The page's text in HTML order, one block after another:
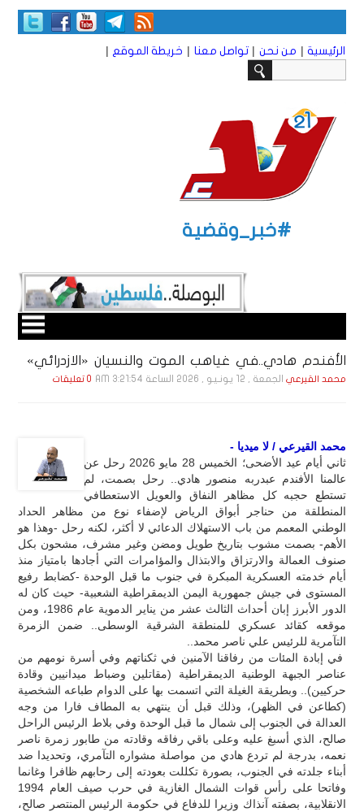
الرئيسية | من نحن | تواصل معنا | خريطة الموقع |
#خبر_وقضية
الأفندم هادي..في غياهب الموت والنسيان «الازدرائي»
محمد القيرعي الجمعة , 12 يـونـيـو , 2026 الساعة 3:21:54 AM 0 تعليقات
محمد القيرعي / لا ميديا -
ثاني أيام عيد الأضحى؛ الخميس 28 مايو 2026 رحل عن
عالمنا الأفندم عبدربه منصور هادي.. رحل بصمت، لم
تستطع حجبه كل مظاهر النفاق والعويل الاستعطافي
المنطلقة من حناجر أبواق الرياض لإضفاء نوع من مظاهر الحداد
الوطني المعمم من باب الاستهلاك الدعائي لا أكثر، لكنه رحل -وهذا هو
الأهم- بصمت مشوب بتاريخ طويل ومضن وغير مشرف، مشحون بكل
صنوف العمالة والارتزاق والابتذال والمؤامرات التي أجادها بامتياز منذ
أيام خدمته العسكرية المبكرة في جنوب ما قبل الوحدة -كضابط رفيع
المستوى في جيش جمهورية اليمن الديمقراطية الشعبية- حيث كان له
الدور الأبرز إبان أحداث الثالث عشر من يناير الدموية عام 1986، ومن
موقعه كقائد عسكري للمنطقة الشرقية الوسطى.. ضمن الزمرة
التآمرية للرئيس علي ناصر محمد..
في إبادة المئات من رفاقنا الآمنين في ثكناتهم وفي أسرة نومهم من
عناصر الجبهة الوطنية الديمقراطية (مقاتلين وضباط ميدانيين وقادة
حركيين).. وبطريقة الغيلة التي اتسمت بها على الدوام طباعه الشخصية
(كطاعن في الظهر)، وذلك قبل أن ينتهي به المطاف فارا من وجه
العدالة في الجنوب إلى شمال ما قبل الوحدة وفي بلاط الرئيس الراحل
صالح، الذي أسبغ عليه وعلى باقي رفاقه وقادته من طابور زمرة ناصر
نعمه، بدرجة لم تردع هادي من مواصلة مشواره التآمري، وتحديدا ضد
أبناء جلدته في الجنوب، بصورة تكللت بعودته إلى رحابهم ظافرا وغانما
وفاتحا على رأس قوات الشمال الغازية في حرب صيف العام 1994
الانقلابية، بصفته آنذاك وزيرا للدفاع في حكومة الرئيس المنتصر صالح،